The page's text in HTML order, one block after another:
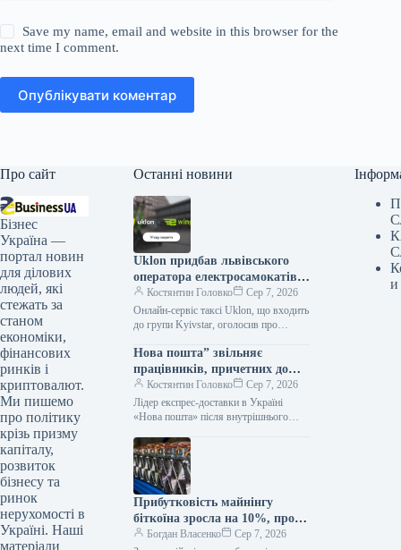
Save my name, email and website in this browser for the
next time I comment.
Опублікувати коментар
Про сайт
Бізнес
Україна —
портал новин
для ділових
людей, які
стежать за
станом
економіки,
фінансових
ринків і
криптовалют.
Ми пишемо
про політику
крізь призму
капіталу,
розвиток
бізнесу та
ринок
нерухомості в
Україні. Наші
матеріали
Останні новини
Uklon придбав львівського
оператора електросамокатів
e-Wings за 97,6 млн грн
Костянтин Головко
Сер 7, 2026
Онлайн-сервіс таксі Uklon, що входить
до групи Kyivstar, оголосив про
корпоративних прав львівської
компанії-оператора електросамокатів
Нова пошта” звільняє
працівників, причетних до
жорстокого поводження з
твариною
Костянтин Головко
Сер 7, 2026
Лідер експрес-доставки в Україні
«Нова пошта» після внутрішнього
поводження із безпритульною
собакою, відео якого поширилося у
Прибутковість майнінгу
біткоїна зросла на 10%, проте
видобуток залишається
Богдан Власенко
Сер 7, 2026
и